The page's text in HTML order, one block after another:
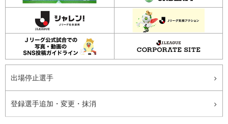
出場停止選手
登録選手追加・変更・抹消